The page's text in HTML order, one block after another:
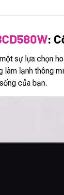
:
sự lựa chọn
lạnh thông
của bạn.